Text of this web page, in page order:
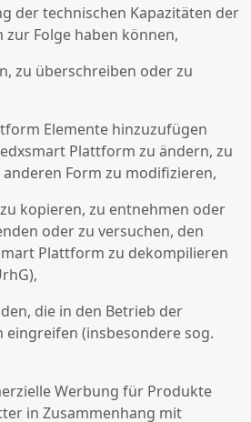
der technischen Kapazitäten der
Folge haben können,
zu überschreiben oder zu
Elemente hinzuzufügen
Plattform zu ändern, zu
Form zu modifizieren,
kopieren, zu entnehmen oder
oder zu versuchen, den
Plattform zu dekompilieren
die in den Betrieb der
(insbesondere sog.
Werbung für Produkte
in Zusammenhang mit